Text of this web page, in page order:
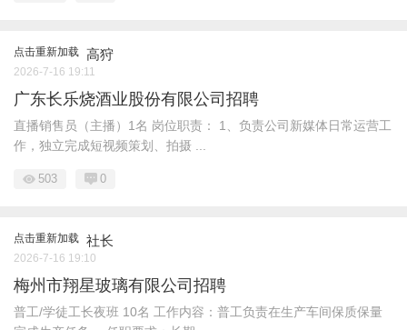
点击重新加载 高狩
2026-7-16 19:11
广东长乐烧酒业股份有限公司招聘
直播销售员（主播）1名 岗位职责： 1、负责公司新媒体日常运营工
作，独立完成短视频策划、拍摄 ...
503 0
点击重新加载 社长
2026-7-16 19:10
梅州市翔星玻璃有限公司招聘
普工/学徒工长夜班 10名 工作内容：普工负责在生产车间保质保量